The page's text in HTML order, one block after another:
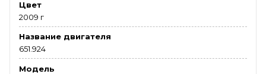
Цвет
2009 г
Название двигателя
651.924
Модель